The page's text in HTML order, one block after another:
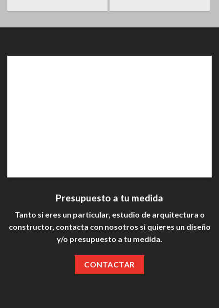
Presupuesto a tu medida
Tanto si eres un particular, estudio de arquitectura o
constructor, contacta con nosotros si quieres un diseño
y/o presupuesto a tu medida.
CONTACTAR